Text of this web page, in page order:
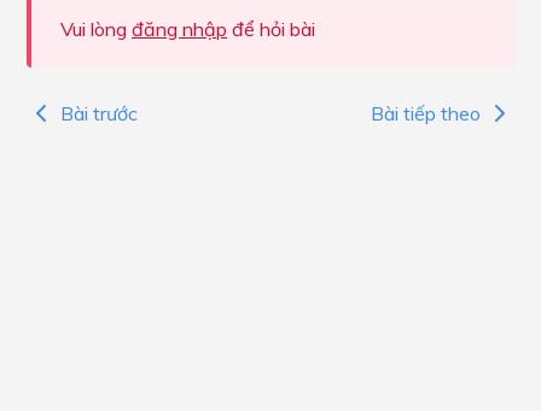
Vui lòng đăng nhập để hỏi bài
Bài trước Bài tiếp theo